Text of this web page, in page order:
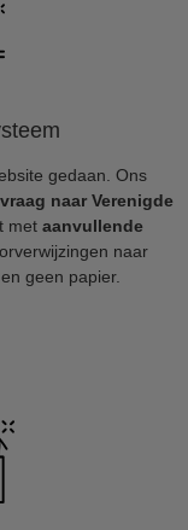
gedaan. Ons
naar Verenigde
met aanvullende
naar
geen papier.